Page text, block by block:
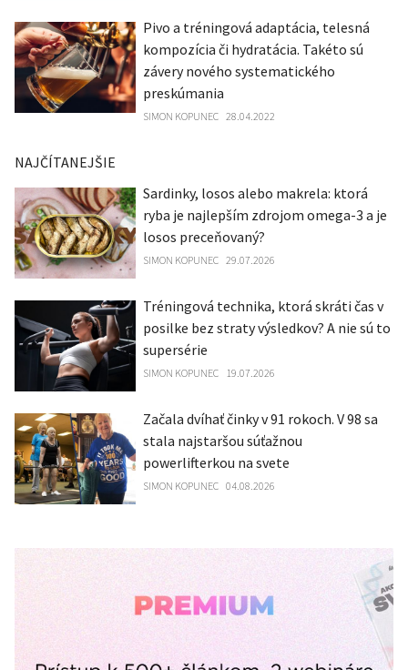
Pivo a tréningová adaptácia, telesná
kompozícia či hydratácia. Takéto sú
závery nového systematického
preskúmania
SIMON KOPUNEC 28.04.2022
NAJČÍTANEJŠIE
Sardinky, losos alebo makrela: ktorá
ryba je najlepším zdrojom omega-3 a je
losos preceňovaný?
SIMON KOPUNEC 29.07.2026
Tréningová technika, ktorá skráti čas v
posilke bez straty výsledkov? A nie sú to
supersérie
SIMON KOPUNEC 19.07.2026
Začala dvíhať činky v 91 rokoch. V 98 sa
stala najstaršou súťažnou
powerlifterkou na svete
SIMON KOPUNEC 04.08.2026